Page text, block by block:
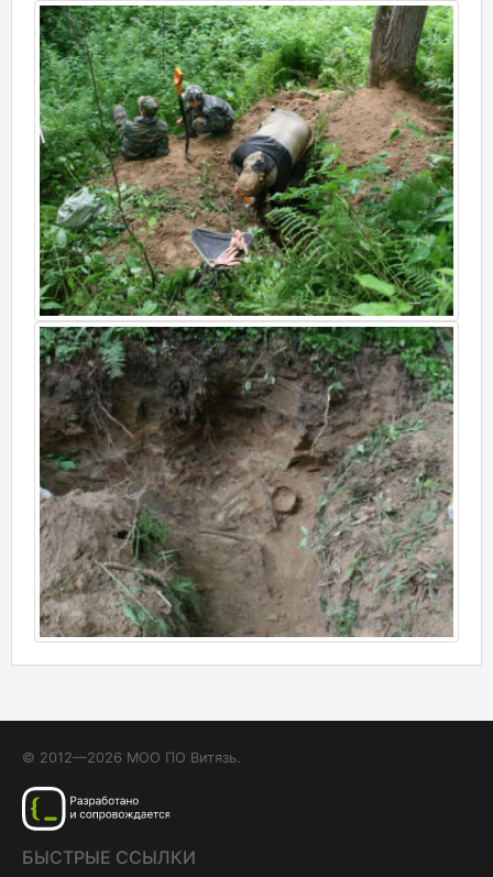
© 2012—2026 МОО ПО Витязь.
БЫСТРЫЕ ССЫЛКИ